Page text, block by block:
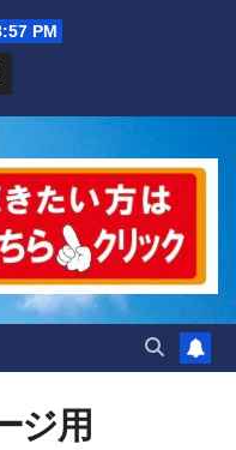
PM
ジ用